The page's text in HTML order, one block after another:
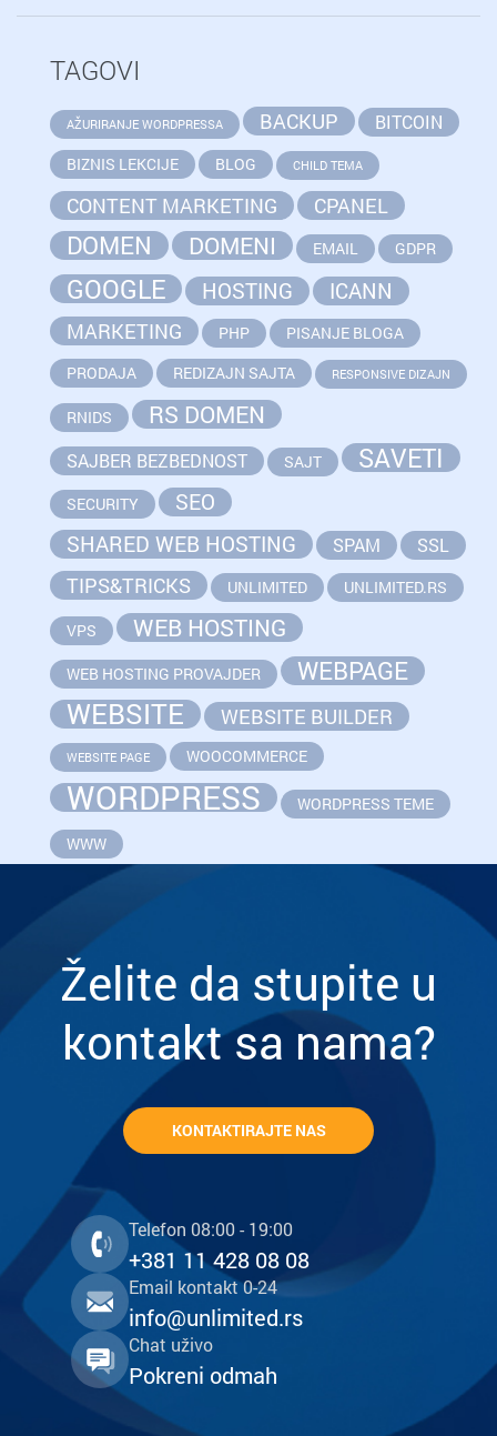
TAGOVI
AŽURIRANJE WORDPRESSA BACKUP BITCOIN
BIZNIS LEKCIJE BLOG CHILD TEMA
CONTENT MARKETING CPANEL
DOMEN DOMENI EMAIL GDPR
GOOGLE HOSTING ICANN
MARKETING PHP
PISANJE BLOGA
PRODAJA
REDIZAJN SAJTA RESPONSIVE DIZAJN
RNIDS RS DOMEN
SAJBER BEZBEDNOST SAJT SAVETI
SECURITY
SEO
SHARED WEB HOSTING
SPAM SSL
TIPS&TRICKS UNLIMITED UNLIMITED.RS
VPS WEB HOSTING
WEB HOSTING PROVAJDER WEBPAGE
WEBSITE WEBSITE BUILDER
WEBSITE PAGE WOOCOMMERCE
WORDPRESS
WORDPRESS TEME
WWW
Želite da stupite u
kontakt sa nama?
KONTAKTIRAJTE NAS
Telefon 08:00 - 19:00
+381 11 428 08 08
Email kontakt 0-24
info@unlimited.rs
Chat uživo
Pokreni odmah